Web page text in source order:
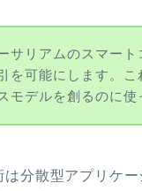
サリアムのスマー
を可能にします。
モデルを創るのに使
分散型アプリケ